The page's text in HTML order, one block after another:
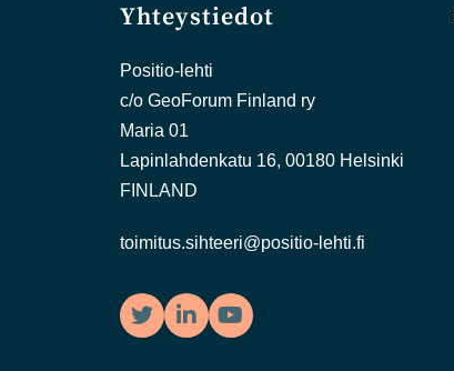
Yhteystiedot
Positio-lehti
c/o GeoForum Finland ry
Maria 01
Lapinlahdenkatu 16, 00180 Helsinki
FINLAND
toimitus.sihteeri@positio-lehti.fi
Twitter LinkedInYouTube